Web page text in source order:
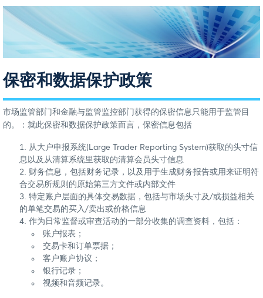
保密和数据保护政策
市场监管部门和金融与监管监控部门获得的保密信息只能用于监管目
的。：就此保密和数据保护政策而言，保密信息包括
从大户申报系统(Large Trader Reporting System)获取的头寸信
息以及从清算系统里获取的清算会员头寸信息
财务信息，包括财务记录，以及用于生成财务报告或用来证明符
合交易所规则的原始第三方文件或内部文件
特定账户层面的具体交易数据，包括与市场头寸及/或损益相关
的单笔交易的买入/卖出或价格信息
作为日常监督或审查活动的一部分收集的调查资料，包括：
账户报表；
交易卡和订单票据；
客户账户协议；
银行记录；
视频和音频记录。